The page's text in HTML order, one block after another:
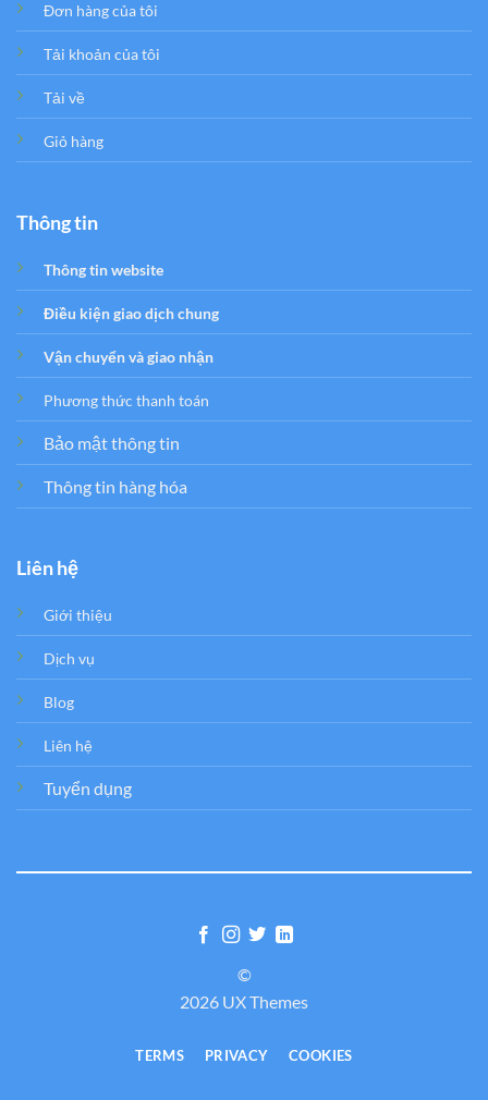
Đơn hàng của tôi
Tải khoản của tôi
Tải về
Giỏ hàng
Thông tin
Thông tin website
Điều kiện giao dịch chung
Vận chuyển và giao nhận
Phương thức thanh toán
Bảo mật thông tin
Thông tin hàng hóa
Liên hệ
Giới thiệu
Dịch vụ
Blog
Liên hệ
Tuyển dụng
©
2026 UX Themes
TERMS PRIVACY COOKIES